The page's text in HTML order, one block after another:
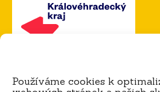
Používáme cookies k
Mgr. Alena Goisová, ředitelka